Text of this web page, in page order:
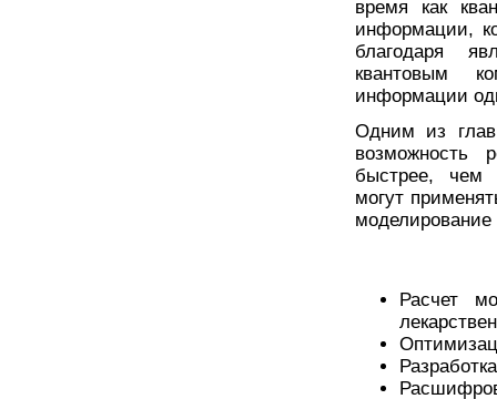
время как
информации,
благодаря
квантовым
информации
Одним из
возможность
быстрее, чем
могут
Расчет